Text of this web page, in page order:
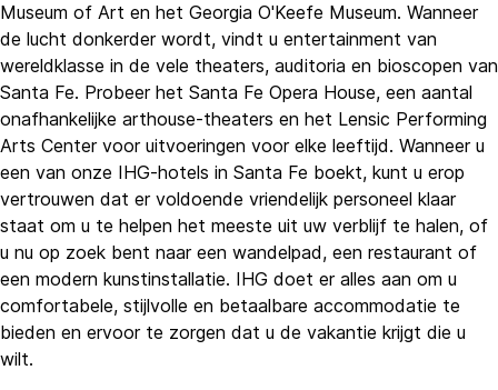
Museum of Art en het Georgia O'Keefe Museum. Wanneer
de lucht donkerder wordt, vindt u entertainment van
wereldklasse in de vele theaters, auditoria en bioscopen van
Santa Fe. Probeer het Santa Fe Opera House, een aantal
onafhankelijke arthouse-theaters en het Lensic Performing
Arts Center voor uitvoeringen voor elke leeftijd. Wanneer u
een van onze IHG-hotels in Santa Fe boekt, kunt u erop
vertrouwen dat er voldoende vriendelijk personeel klaar
staat om u te helpen het meeste uit uw verblijf te halen, of
u nu op zoek bent naar een wandelpad, een restaurant of
een modern kunstinstallatie. IHG doet er alles aan om u
comfortabele, stijlvolle en betaalbare accommodatie te
bieden en ervoor te zorgen dat u de vakantie krijgt die u
wilt.